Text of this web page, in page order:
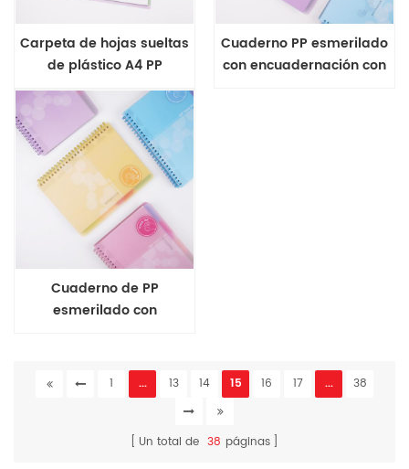
Carpeta de hojas sueltas
de plástico A4 PP
cuaderno shcool
Cuaderno PP esmerilado
con encuadernación con
Cuaderno de PP
esmerilado con
1 ... 13 14 15 16 17 ... 38
Un total de 38 páginas